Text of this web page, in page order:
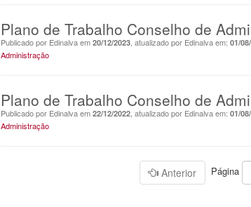
Plano de Trabalho Conselho de
Publicado por Edinalva em 20/12/2023 , atualizado por Edinalva em: 01/
Administração
Plano de Trabalho Conselho de
Publicado por Edinalva em 22/12/2022 , atualizado por Edinalva em: 01/
Administração
Anterior Página